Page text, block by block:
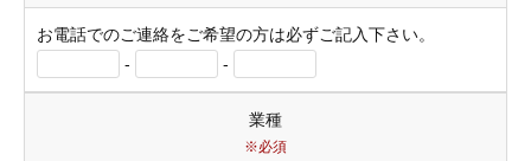
お電話でのご連絡をご希望の方は必ずご記入下さい。
-
-
業種
※必須